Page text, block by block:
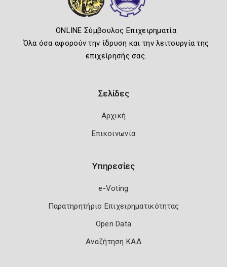
ONLINE Σύμβουλος Επιχειρηματία
Όλα όσα αφορούν την ίδρυση και την λειτουργία της
επιχείρησής σας.
Σελίδες
Αρχική
Επικοινωνία
Υπηρεσίες
e-Voting
Παρατηρητήριο Επιχειρηματικότητας
Open Data
Αναζήτηση ΚΑΔ